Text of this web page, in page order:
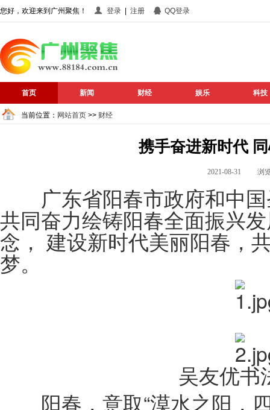
您好，欢迎来到广州聚焦！ 登录 注册 QQ登录
首页 新闻 财经 娱乐 科技
当前位置： 网站首页 >> 财经
携手奋进新时代
2021-08-31 浏
广东省阳春市政府和中国
共同奋力绘铸阳春全面振兴
念， 建设新时代美丽阳春，
梦。
吴友优书
阳春，意取“漠水之阳，